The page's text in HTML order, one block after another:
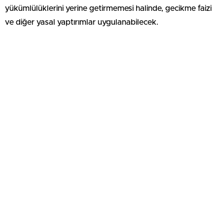
yükümlülüklerini yerine getirmemesi halinde, gecikme faizi
ve diğer yasal yaptırımlar uygulanabilecek.